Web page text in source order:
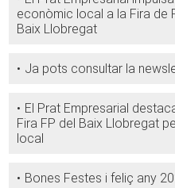
econòmic local a la Fira de
Baix Llobregat
Ja pots consultar la
El Prat Empresarial
Fira FP del Baix Llobregat
local
Bones Festes i feliç any